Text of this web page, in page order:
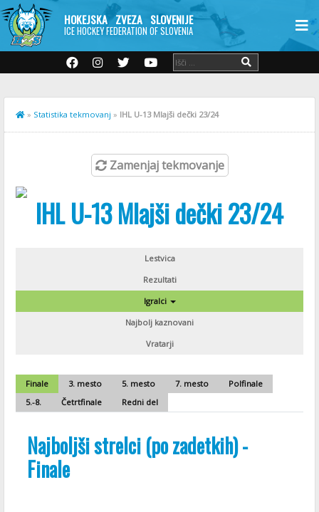
HOKEJSKA ZVEZA SLOVENIJE
ICE HOCKEY FEDERATION OF SLOVENIA
» Statistika tekmovanj » IHL U-13 Mlajši dečki 23/24
Zamenjaj tekmovanje
IHL U-13 Mlajši dečki 23/24
Lestvica
Rezultati
Igralci
Najbolj kaznovani
Vratarji
Finale 3. mesto 5. mesto 7. mesto
Polfinale
5.-8.
Četrtfinale Redni del
Najboljši strelci (po zadetkih) -
Finale